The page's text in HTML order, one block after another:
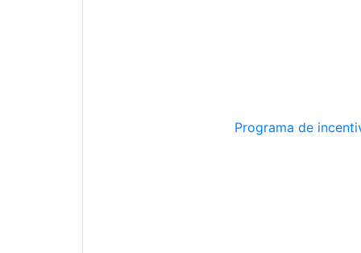
Programa de